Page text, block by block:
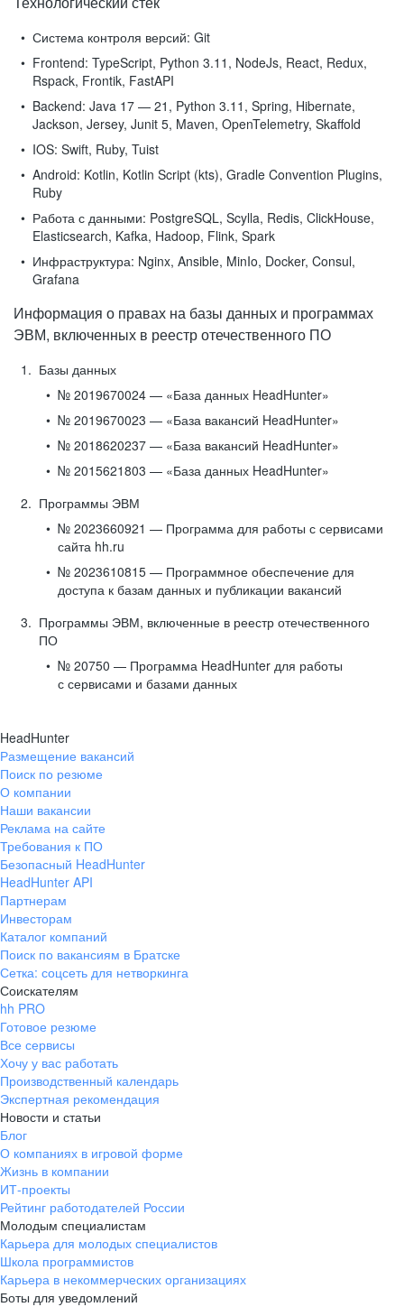
Система контроля версий: Git
Frontend: TypeScript, Python 3.11, NodeJs, React, Redux,
Rspack, Frontik, FastAPI
Backend: Java 17 — 21, Python 3.11, Spring, Hibernate,
Jackson, Jersey, Junit 5, Maven, OpenTelemetry, Skaffold
IOS: Swift, Ruby, Tuist
Android: Kotlin, Kotlin Script (kts), Gradle Convention Plugins,
Ruby
Работа с данными: PostgreSQL, Scylla, Redis, ClickHouse,
Elasticsearch, Kafka, Hadoop, Flink, Spark
Инфраструктура: Nginx, Ansible, MinIo, Docker, Consul,
Grafana
Информация о правах на базы данных и программах
ЭВМ, включенных в реестр отечественного ПО
Базы данных
№ 2019670024 — «База данных HeadHunter»
№ 2019670023 — «База вакансий HeadHunter»
№ 2018620237 — «База вакансий HeadHunter»
№ 2015621803 — «База данных HeadHunter»
Программы ЭВМ
№ 2023660921 — Программа для работы с сервисами
сайта hh.ru
№ 2023610815 — Программное обеспечение для
доступа к базам данных и публикации вакансий
Программы ЭВМ, включенные в реестр отечественного
ПО
№ 20750 — Программа HeadHunter для работы
с сервисами и базами данных
HeadHunter
Размещение вакансий
Поиск по резюме
О компании
Наши вакансии
Реклама на сайте
Требования к ПО
Безопасный HeadHunter
HeadHunter API
Партнерам
Инвесторам
Каталог компаний
Поиск по вакансиям в Братске
Сетка: соцсеть для нетворкинга
Соискателям
hh PRO
Готовое резюме
Все сервисы
Хочу у вас работать
Производственный календарь
Экспертная рекомендация
Новости и статьи
Блог
О компаниях в игровой форме
Жизнь в компании
ИТ-проекты
Рейтинг работодателей России
Молодым специалистам
Карьера для молодых специалистов
Школа программистов
Карьера в некоммерческих организациях
Боты для уведомлений